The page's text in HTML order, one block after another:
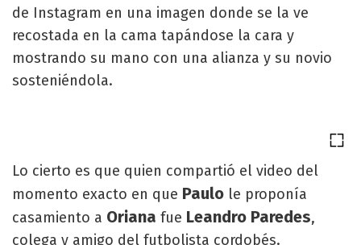
de Instagram en una imagen donde se la ve
recostada en la cama tapándose la cara y
mostrando su mano con una alianza y su novio
sosteniéndola.
Lo cierto es que quien compartió el video del
momento exacto en que Paulo le proponía
casamiento a Oriana fue Leandro Paredes,
colega y amigo del futbolista cordobés.